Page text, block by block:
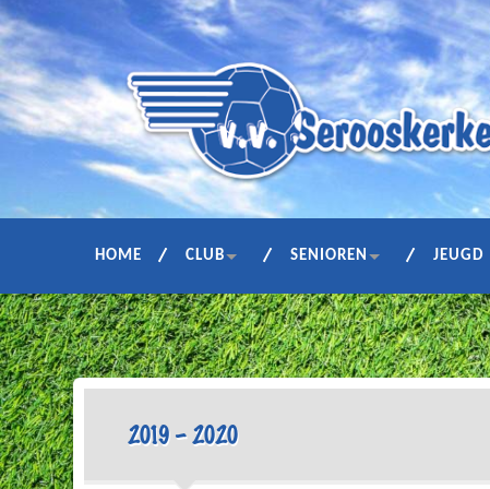
HOME CLUB SENIOREN JEUGD
2019 – 2020